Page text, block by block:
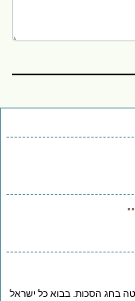
הסכות. בבוא כל ישראל